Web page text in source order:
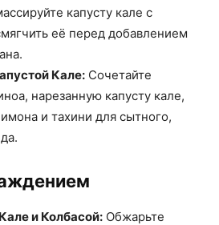
капусту кале с
её перед добавлением
Кале: Сочетайте
нарезанную капусту кале,
и тахини для сытного,
и Колбасой: Обжарьте